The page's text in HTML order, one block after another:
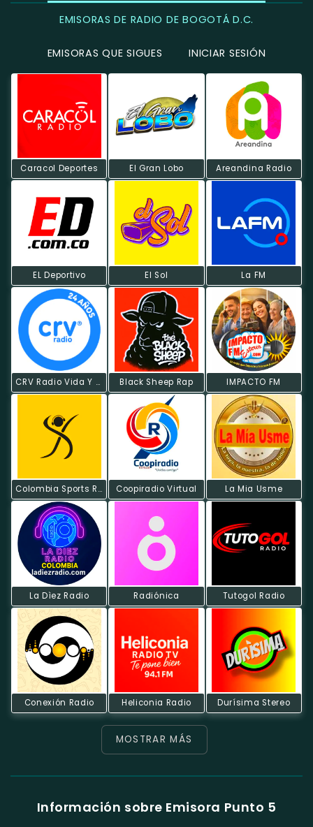
EMISORAS DE RADIO DE BOGOTÁ D.C.
EMISORAS QUE SIGUES INICIAR SESIÓN
Caracol Deportes El Gran Lobo Areandina Radio
EL Deportivo El Sol La FM
CRV Radio Vida Y Palabra Black Sheep Rap IMPACTO FM
Colombia Sports Radio Coopiradio Virtual La Mia Usme
La Dìez Radio Radiónica Tutogol Radio
Conexión Radio Heliconia Radio Durísima Stereo
MOSTRAR MÁS
Información sobre Emisora Punto 5